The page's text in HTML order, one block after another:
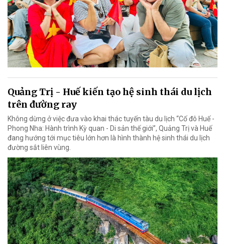
Quảng Trị - Huế kiến tạo hệ sinh thái du lịch
trên đường ray
Không dừng ở việc đưa vào khai thác tuyến tàu du lịch “Cố đô Huế -
Phong Nha: Hành trình Kỳ quan - Di sản thế giới”, Quảng Trị và Huế
đang hướng tới mục tiêu lớn hơn là hình thành hệ sinh thái du lịch
đường sắt liên vùng.